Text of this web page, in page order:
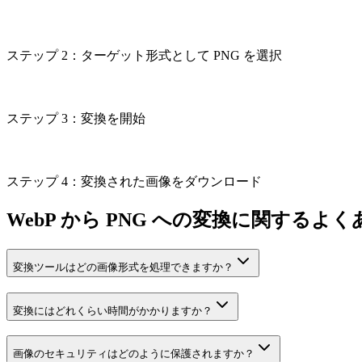
ステップ 2：ターゲット形式として PNG を選択
ステップ 3：変換を開始
ステップ 4：変換された画像をダウンロード
WebP から PNG への変換に関するよく
変換ツールはどの画像形式を処理できますか？
変換にはどれくらい時間がかかりますか？
画像のセキュリティはどのように保護されますか？